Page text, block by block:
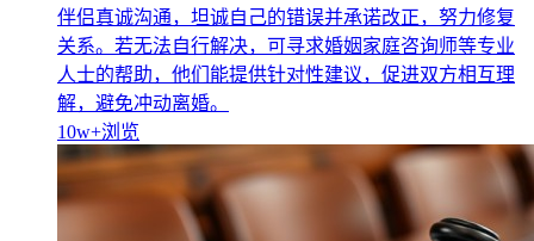
伴侣真诚沟通，坦诚自己的错误并承诺改正，努力修复
关系。若无法自行解决，可寻求婚姻家庭咨询师等专业
人士的帮助，他们能提供针对性建议，促进双方相互理
解，避免冲动离婚。
10w+浏览